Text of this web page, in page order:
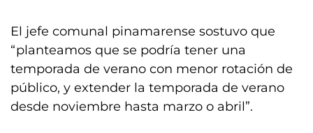
El jefe comunal pinamarense sostuvo que
“planteamos que se podría tener una
temporada de verano con menor rotación de
público, y extender la temporada de verano
desde noviembre hasta marzo o abril”.